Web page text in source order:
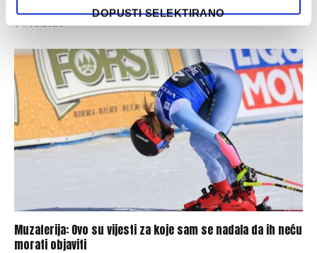
DOPUSTI SELEKTIRANO
04/08/2026
Muzaferija: Ovo su vijesti za koje sam se nadala da ih neću
morati objaviti